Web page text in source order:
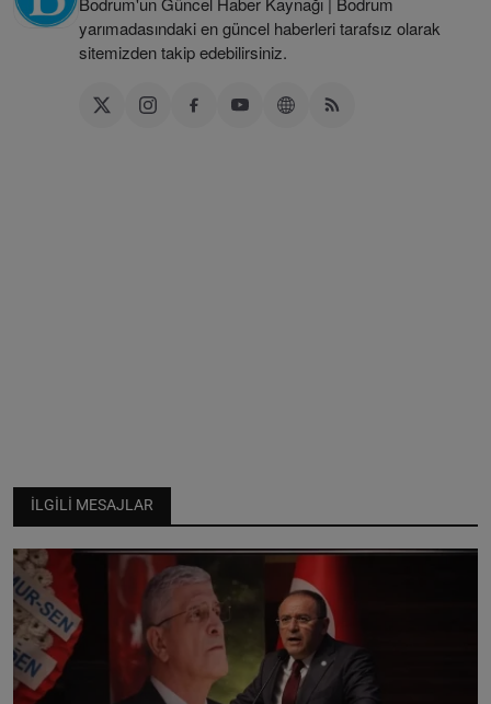
yarımadasındaki en güncel haberleri tarafsız olarak
sitemizden takip edebilirsiniz.
İLGILI MESAJLAR